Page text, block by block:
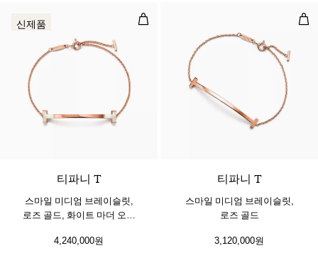
스마일 미디엄 브레이슬릿, 로즈 골
신제품
티파니 T
스마일 미디엄 브레이슬릿,
로즈 골드, 화이트 마더 오브
4,240,000원
스
티파니 T
스마일 미디엄 브레이슬릿,
로즈 골드
3,120,000원